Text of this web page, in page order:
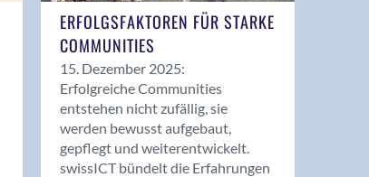
ERFOLGSFAKTOREN FÜR STARKE
COMMUNITIES
15. Dezember 2025:
Erfolgreiche Communities
entstehen nicht zufällig, sie
werden bewusst aufgebaut,
gepflegt und weiterentwickelt.
swissICT bündelt die Erfahrungen